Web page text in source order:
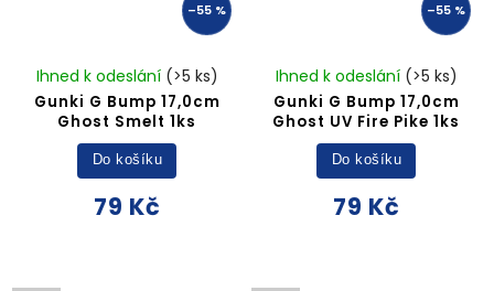
–55 %
Gunki G Bump 17,0cm
Ghost Smelt 1ks
Ihned k odeslání (>5 ks)
79 Kč
Do košíku
–55 %
Gunki G Bump 17,0cm
Ghost UV Fire Pike 1ks
Ihned k odeslání (>5 ks)
79 Kč
Do košíku